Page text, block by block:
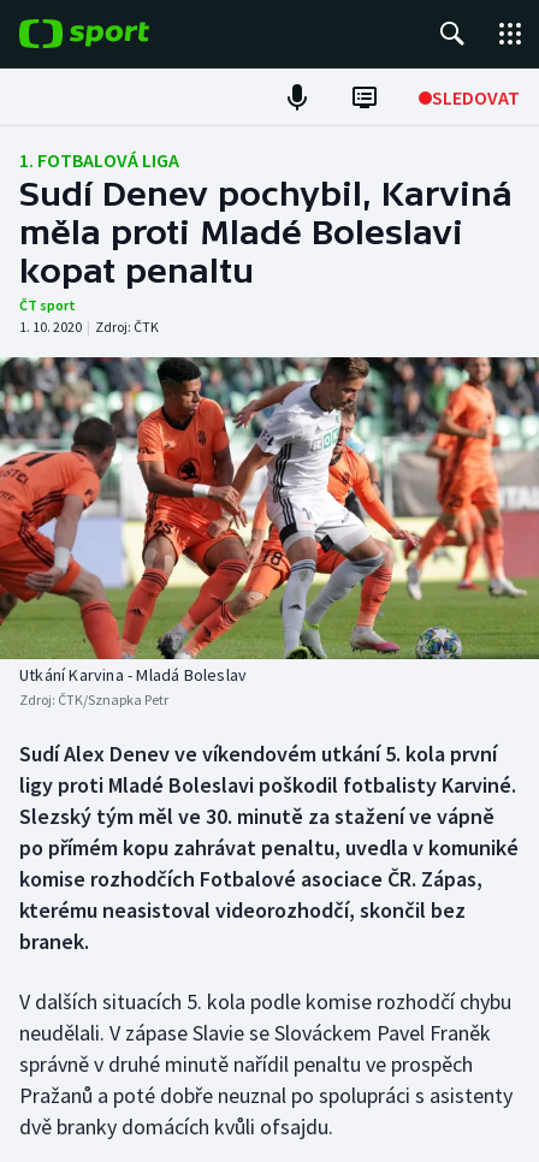
SLEDOVAT
Fotbal
Hokej
Tenis
Atletika
Cyklistika
DALŠÍ SPORTY
Americký fotbal
Baseball a softbal
Basketbal
Biatlon
Box
Curling
Dostihy
Futsal
Golf
Gymnastika
NEPŘEHLÉDNĚTE
Soutěže
Historické návraty
Aplikace ČT sport
1. FOTBALOVÁ LIGA
Sudí Denev pochybil, Karviná
měla proti Mladé Boleslavi
kopat penaltu
ČT sport
1. 10. 2020 | Zdroj: ČTK
Utkání Karvina - Mladá Boleslav
Zdroj: ČTK/Sznapka Petr
Sudí Alex Denev ve víkendovém utkání 5. kola první
ligy proti Mladé Boleslavi poškodil fotbalisty Karviné.
Slezský tým měl ve 30. minutě za stažení ve vápně
po přímém kopu zahrávat penaltu, uvedla v komuniké
komise rozhodčích Fotbalové asociace ČR. Zápas,
kterému neasistoval videorozhodčí, skončil bez
branek.
V dalších situacích 5. kola podle komise rozhodčí chybu
neudělali. V zápase Slavie se Slováckem Pavel Franěk
správně v druhé minutě nařídil penaltu ve prospěch
Pražanů a poté dobře neuznal po spolupráci s asistenty
dvě branky domácích kvůli ofsajdu.